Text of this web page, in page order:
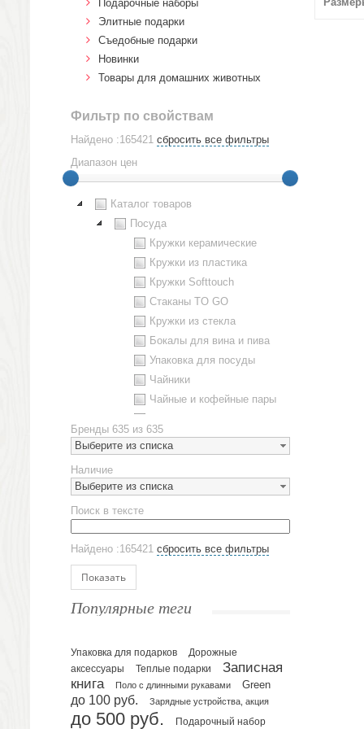
Подарочные наборы
Элитные подарки
Cъедобные подарки
Новинки
Товары для домашних животных
Фильтр по свойствам
Найдено :165421 сбросить все фильтры
Диапазон цен
Каталог товаров
Посуда
Кружки керамические
Кружки из пластика
Кружки Softtouch
Стаканы TO GO
Кружки из стекла
Бокалы для вина и пива
Упаковка для посуды
Чайники
Чайные и кофейные пары
Наборы посуды
Предметы сервировки
Стаканы
Эко кружки
ЕВРОПОСУДА
Аксессуары
Ежедневники и блокноты
Датированные ежедневники
Планинги и телефонные книжки
Планинги датированные
Планинги недатированные
Бренды 635 из 635
Выберите из списка
Наличие
Выберите из списка
Поиск в тексте
Найдено :165421 сбросить все фильтры
Показать
Популярные теги
Упаковка для подарков
Дорожные
аксессуары
Теплые подарки
Записная
книга
Поло с длинными рукавами Green
до 100 руб. Зарядные устройства, акция
до 500 руб. Подарочный набор